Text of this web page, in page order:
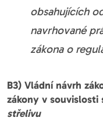
obsahujících
navrhované
zákona o
B3) Vládní návrh
zákony v souvislosti
střelivu